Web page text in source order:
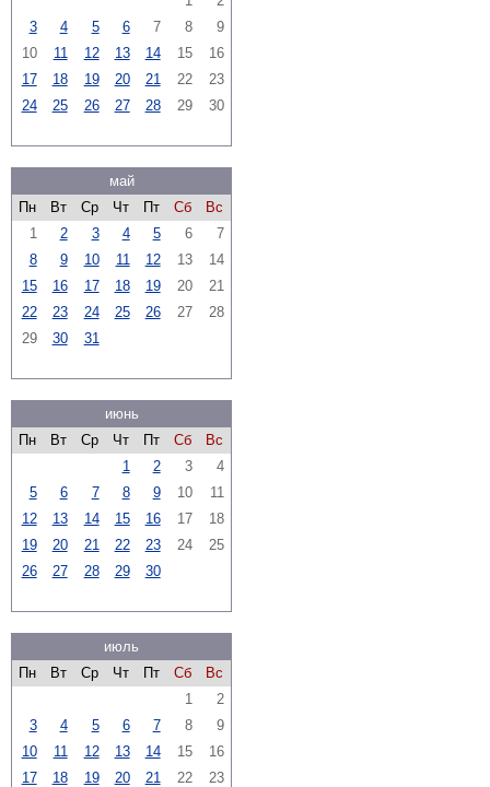
3
4 5 6 7 8
9
10
11 12 13 14 15
16
17
18 19 20 21 22
23
24
25 26 27 28 29 30
май
Пн
Вт Ср Чт Пт Сб
Вс
1
2 3 4 5 6
7
8
9 10 11 12 13
14
15
16 17 18 19 20
21
22
23 24 25 26 27
28
29
30 31
июнь
Пн
Вт Ср Чт Пт Сб
Вс
1
2 3
4
5
6 7 8 9 10
11
12
13 14 15 16 17
18
19
20 21 22 23 24
25
26
27 28 29 30
июль
Пн
Вт Ср Чт Пт Сб
Вс
1
2
3
4 5 6 7 8
9
10
11 12 13 14 15
16
17
18 19 20 21 22
23